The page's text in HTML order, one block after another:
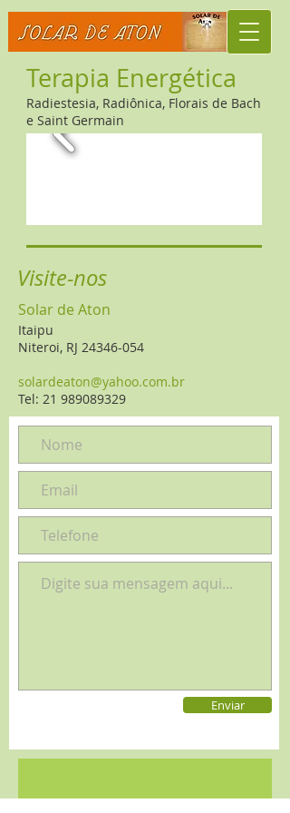
Terapia Energética
Radiestesia, Radiônica, Florais de Bach
e Saint Germain
Visite-nos
Solar de Aton
Itaipu
Niteroi, RJ 24346-054
solardeaton@yahoo.com.br
Tel: 21 989089329
Enviar